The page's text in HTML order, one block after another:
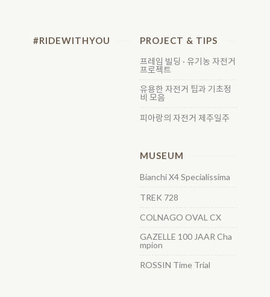
#RIDEWITHYOU PROJECT & TIPS
프레임 빌딩 · 유기농 자전거
프로젝트
유용한 자전거 팁과 기초정
비 모음
피아랑의 자전거 제주일주
MUSEUM
Bianchi X4 Specialissima
TREK 728
COLNAGO OVAL CX
GAZELLE 100 JAAR Cha
mpion
ROSSIN Time Trial